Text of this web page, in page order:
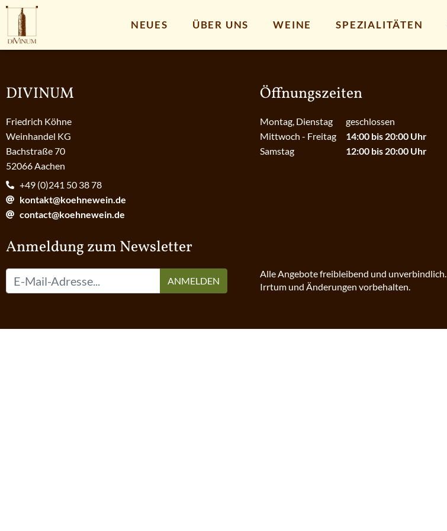
NEUES ÜBER UNS WEINE SPEZIALITÄTEN
DIVINUM
Friedrich Köhne
Weinhandel KG
Bachstraße 70
52066 Aachen
Öffnungszeiten
Montag, Dienstag
Mittwoch - Freitag
Samstag
geschlossen
14:00 bis 20:00 Uhr
12:00 bis 20:00 Uhr
+49 (0)241 50 38 78
kontakt@koehnewein.de
contact@koehnewein.de
Anmeldung zum Newsletter
ANMELDEN
Alle Angebote freibleibend und unverbindlich.
Irrtum und Änderungen vorbehalten.